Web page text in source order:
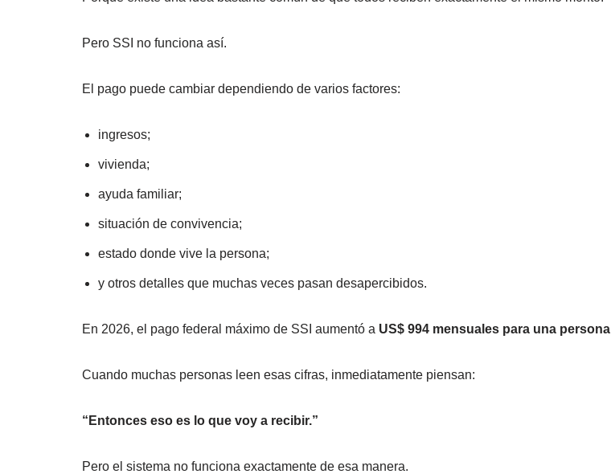
Pero SSI no funciona así.
El pago puede cambiar dependiendo de varios factores:
ingresos;
vivienda;
ayuda familiar;
situación de convivencia;
estado donde vive la persona;
y otros detalles que muchas veces pasan desapercibidos.
En 2026, el pago federal máximo de SSI aumentó a US$ 994 mensuales para una persona
Cuando muchas personas leen esas cifras, inmediatamente piensan:
“Entonces eso es lo que voy a recibir.”
Pero el sistema no funciona exactamente de esa manera.